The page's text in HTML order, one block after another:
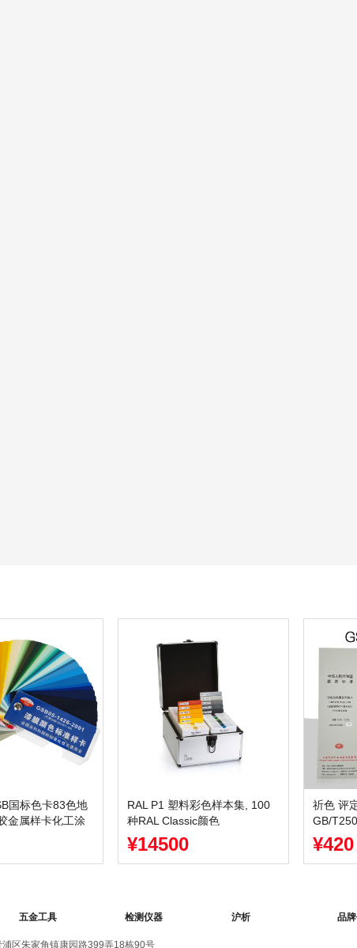
国标色卡83色地
金属样卡化工涂
2001
RAL P1 塑料彩色样本集, 100
种RAL Classic颜色
¥14500
祈色 评
GB/
灰卡沾色
¥420
五金工具 检测仪器 沪析 品
区朱家角镇康园路399弄18栋90号